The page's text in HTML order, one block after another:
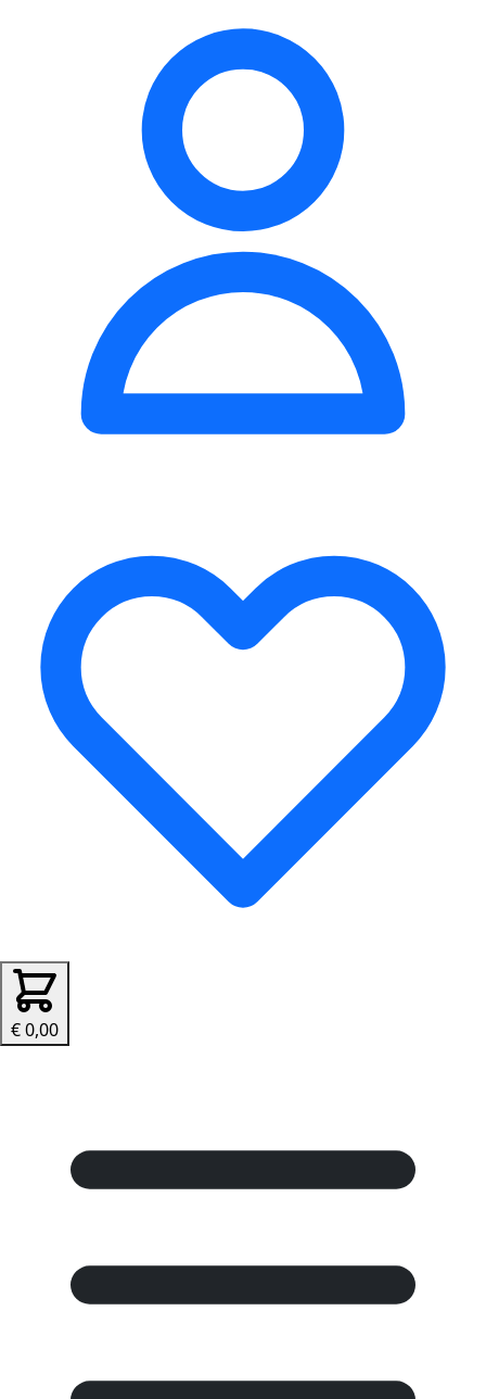
€ 0,00